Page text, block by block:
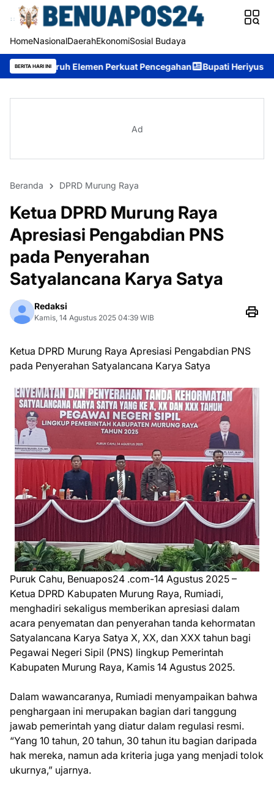
HomeNasionalDaerahEkonomiSosial Budaya
BERITA HARI INI
Perkuat Pencegahan Bupati Heriyus: Wisuda Sekolah
Ad
Beranda DPRD Murung Raya
Ketua DPRD Murung Raya
Apresiasi Pengabdian PNS
pada Penyerahan
Satyalancana Karya Satya
Redaksi
Kamis, 14 Agustus 2025 04:39 WIB
Ketua DPRD Murung Raya Apresiasi Pengabdian PNS
pada Penyerahan Satyalancana Karya Satya
Puruk Cahu, Benuapos24 .com-14 Agustus 2025 –
Ketua DPRD Kabupaten Murung Raya, Rumiadi,
menghadiri sekaligus memberikan apresiasi dalam
acara penyematan dan penyerahan tanda kehormatan
Satyalancana Karya Satya X, XX, dan XXX tahun bagi
Pegawai Negeri Sipil (PNS) lingkup Pemerintah
Kabupaten Murung Raya, Kamis 14 Agustus 2025.
Dalam wawancaranya, Rumiadi menyampaikan bahwa
penghargaan ini merupakan bagian dari tanggung
jawab pemerintah yang diatur dalam regulasi resmi.
“Yang 10 tahun, 20 tahun, 30 tahun itu bagian daripada
hak mereka, namun ada kriteria juga yang menjadi tolok
ukurnya,” ujarnya.